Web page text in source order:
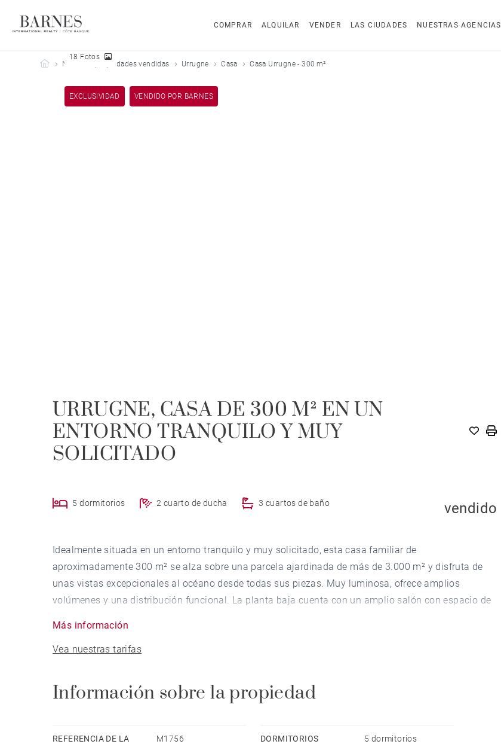
COMPRAR ALQUILAR VENDER LAS CIUDADES NUESTRAS AGENCIAS
Barnes Côte Basque
Nuestras propiedades vendidas Urrugne Casa Casa Urrugne - 300 m²
EXCLUSIVIDAD VENDIDO POR BARNES
18 Fotos
URRUGNE, CASA DE 300 M² EN UN
ENTORNO TRANQUILO Y MUY
SOLICITADO
5 dormitorios 2 cuarto de ducha 3 cuartos de baño vendido
Idealmente situada en un entorno tranquilo y muy solicitado, esta casa familiar de
aproximadamente 300 m² se alza sobre una parcela ajardinada de más de 3.000 m² y disfruta de
unas vistas excepcionales al océano desde todas sus piezas. Muy luminosa, ofrece amplios
volúmenes y una distribución funcional. La planta baja cuenta con un amplio salón con espacio de
y despacho, además de tres dormitorios adicionales, dos de ellos con cuarto de ducha, así como un
piscina infinita completa esta exclusiva propiedad.
Más información
Vea nuestras tarifas
Información sobre la propiedad
REFERENCIA DE LA
M1756 DORMITORIOS 5 dormitorios